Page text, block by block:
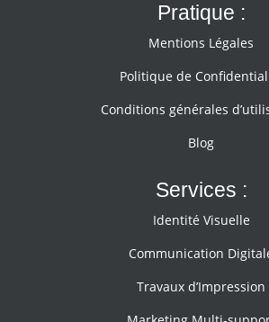
Pratique :
Mentions Légales
Politique de
Conditions générales
Blog
Services :
Identité Visuelle
Communication
Travaux d’Impression